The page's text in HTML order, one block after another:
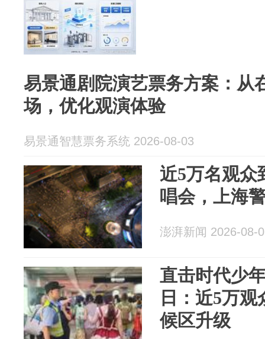
易景通剧院演艺票务方案：从
场，优化观演体验
易景通智慧票务系统 2026-08-03
近5万名观众
唱会，上海
澎湃新闻 2026-08-
直击时代少
日：近5万
候区升级